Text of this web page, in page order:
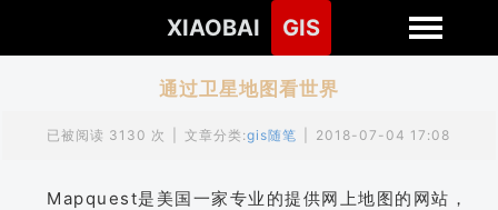
XIAOBAI GIS
通过卫星地图看世界
已被阅读 3130 次 文章分类:gis随笔 2018-07-04 17:08
Mapquest是美国一家专业的提供网上地图的网站，